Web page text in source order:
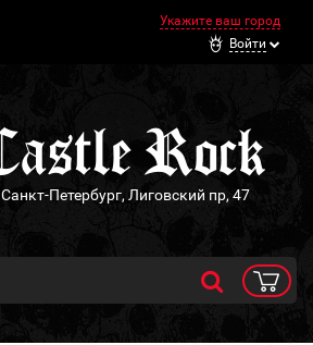
Укажите ваш город
Войти
Санкт-Петербург, Лиговский пр, 47